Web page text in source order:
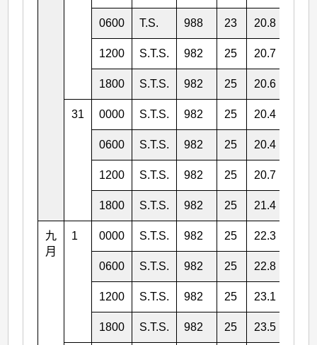
0600 T.S. 988 23 20.8
1200 S.T.S. 982 25 20.7
1800 S.T.S. 982 25 20.6
31 0000 S.T.S. 982 25 20.4
0600 S.T.S. 982 25 20.4
1200 S.T.S. 982 25 20.7
1800 S.T.S. 982 25 21.4
九
月
1 0000 S.T.S. 982 25 22.3
0600 S.T.S. 982 25 22.8
1200 S.T.S. 982 25 23.1
1800 S.T.S. 982 25 23.5